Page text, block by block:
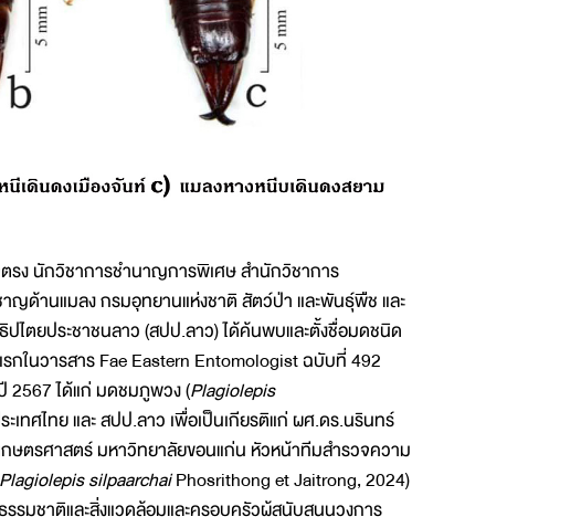
ง นักวิชาการชำนาญการพิเศษ สำนักวิชาการ
ด้านแมลง กรมอุทยานแห่งชาติ สัตว์ป่า และพันธุ์พืช และ
ไตยประชาชนลาว (สปป.ลาว) ได้ค้นพบและตั้งชื่อมดชนิด
ในวารสาร Fae Eastern Entomologist ฉบับที่ 492
2567 ได้แก่ มดชมภูพวง (Plagiolepis
ทศไทย และ สปป.ลาว เพื่อเป็นเกียรติแก่ ผศ.ดร.นรินทร์
ษตรศาสตร์ มหาวิทยาลัยขอนแก่น หัวหน้าทีมสำรวจความ
silpaarchaiPhosrithong et Jaitrong, 2024)
รมชาติและสิ่งแวดล้อมและครอบครัวผู้สนับสนุนวงการ